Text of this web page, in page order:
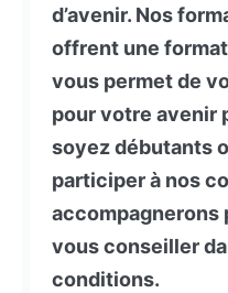
d’avenir. Nos
offrent une
vous permet de
pour votre avenir
soyez débutants
participer à nos
accompagnerons
vous conseiller
conditions.